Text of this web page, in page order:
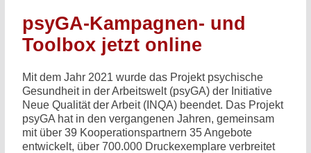
psyGA-Kampagnen- und
Toolbox jetzt online
Mit dem Jahr 2021 wurde das Projekt psychische
Gesundheit in der Arbeitswelt (psyGA) der Initiative
Neue Qualität der Arbeit (INQA) beendet. Das Projekt
psyGA hat in den vergangenen Jahren, gemeinsam
mit über 39 Kooperationspartnern 35 Angebote
entwickelt, über 700.000 Druckexemplare verbreitet